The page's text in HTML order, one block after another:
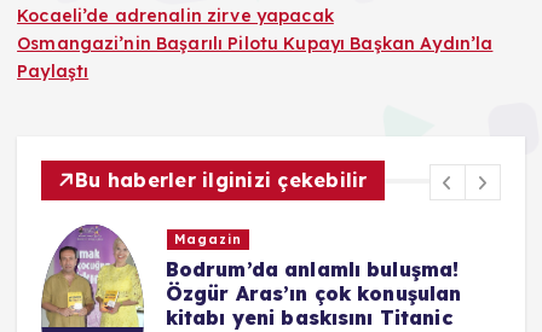
Kocaeli’de adrenalin zirve yapacak
Osmangazi’nin Başarılı Pilotu Kupayı Başkan Aydın’la
Paylaştı
Bu haberler ilginizi çekebilir
Magazin
Bodrum’da anlamlı buluşma!
Özgür Aras’ın çok konuşulan
kitabı yeni baskısını Titanic